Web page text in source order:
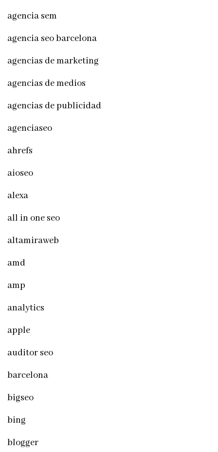
agencia sem
agencia seo barcelona
agencias de marketing
agencias de medios
agencias de publicidad
agenciaseo
ahrefs
aioseo
alexa
all in one seo
altamiraweb
amd
amp
analytics
apple
auditor seo
barcelona
bigseo
bing
blogger